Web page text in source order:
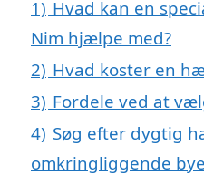
1) Hvad kan en
Nim hjælpe med?
2) Hvad koster en
3) Fordele ved at
4) Søg efter dygtig
omkringliggende